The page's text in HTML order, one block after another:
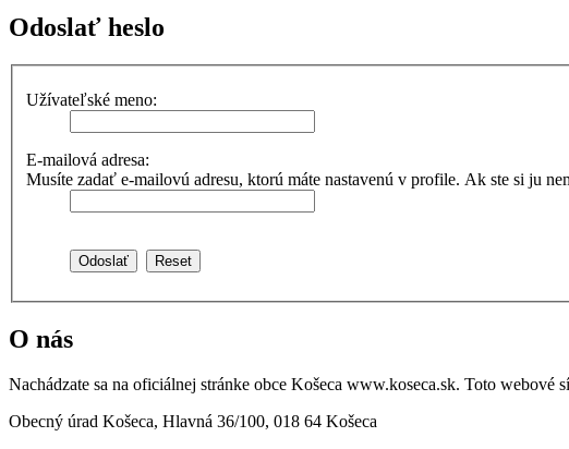
Odoslať heslo
Užívateľské meno:
E-mailová adresa:
Musíte zadať e-mailovú adresu, ktorú máte nastavenú v profile. Ak ste si ju
O nás
Nachádzate sa na oficiálnej stránke obce Košeca www.koseca.sk. Toto
Obecný úrad Košeca, Hlavná 36/100, 018 64 Košeca